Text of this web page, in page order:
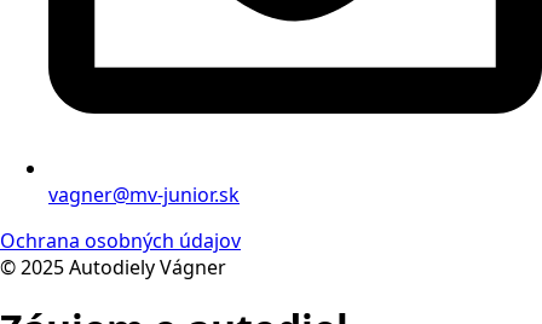
vagner@mv-junior.sk
Ochrana osobných údajov
© 2025 Autodiely Vágner